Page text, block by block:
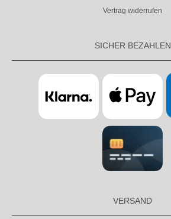
Vertrag widerrufen
SICHER BEZAHLEN
VERSAND